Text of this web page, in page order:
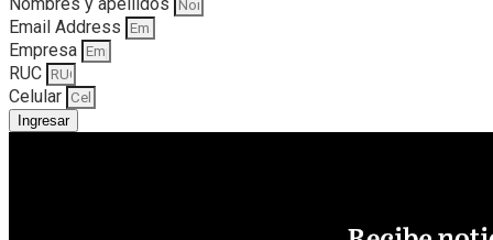
Nombres y apellidos
Email Address
Empresa
RUC
Celular
Ingresar